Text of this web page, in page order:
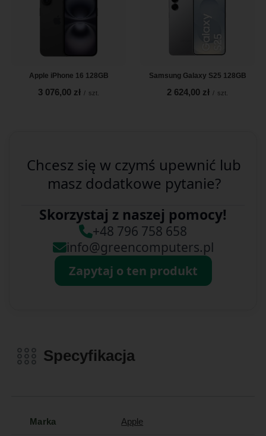
Apple iPhone 16 128GB
3 076,00 zł / szt.
Samsung Galaxy S25 128GB
2 624,00 zł / szt.
Chcesz się w czymś upewnić lub
masz dodatkowe pytanie?
Skorzystaj z naszej pomocy!
+48 796 758 658
info@greencomputers.pl
Zapytaj o ten produkt
Specyfikacja
Marka Apple